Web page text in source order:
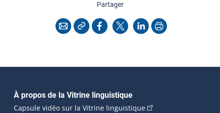
Partagercette page
CourrielCopier l'adresse
Facebook
X LinkedInImprimer
Navigation principale
À propos de la Vitrine linguistique
Capsule vidéo sur la Vitrine linguistique(Cet hyperlien